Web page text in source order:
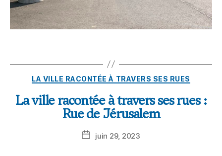
LA VILLE RACONTÉE À TRAVERS SES RUES
La ville racontée à travers ses rues :
Rue de Jérusalem
juin 29, 2023